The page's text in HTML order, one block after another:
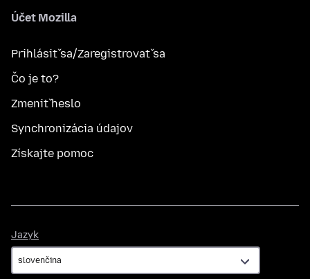
Účet Mozilla
Prihlásiť sa/Zaregistrovať sa
Čo je to?
Zmeniť heslo
Synchronizácia údajov
Získajte pomoc
Jazyk